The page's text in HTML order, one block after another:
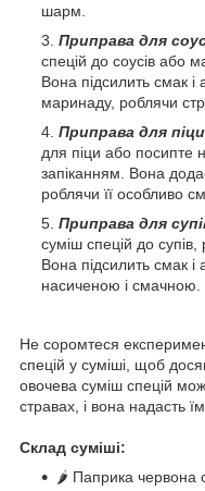
шарм.
Приправа для
спецій до соусів або
Вона підсилить смак
маринаду, роблячи
Приправа для
для піци або посипте
запіканням. Вона
роблячи її особливо
Приправа для
суміш спецій до супів,
Вона підсилить смак і
насиченою і смачною.
Не соромтеся
спецій у суміші, щоб
овочева суміш спецій
стравах, і вона надасть
Склад суміші:
🌶️ Паприка червона